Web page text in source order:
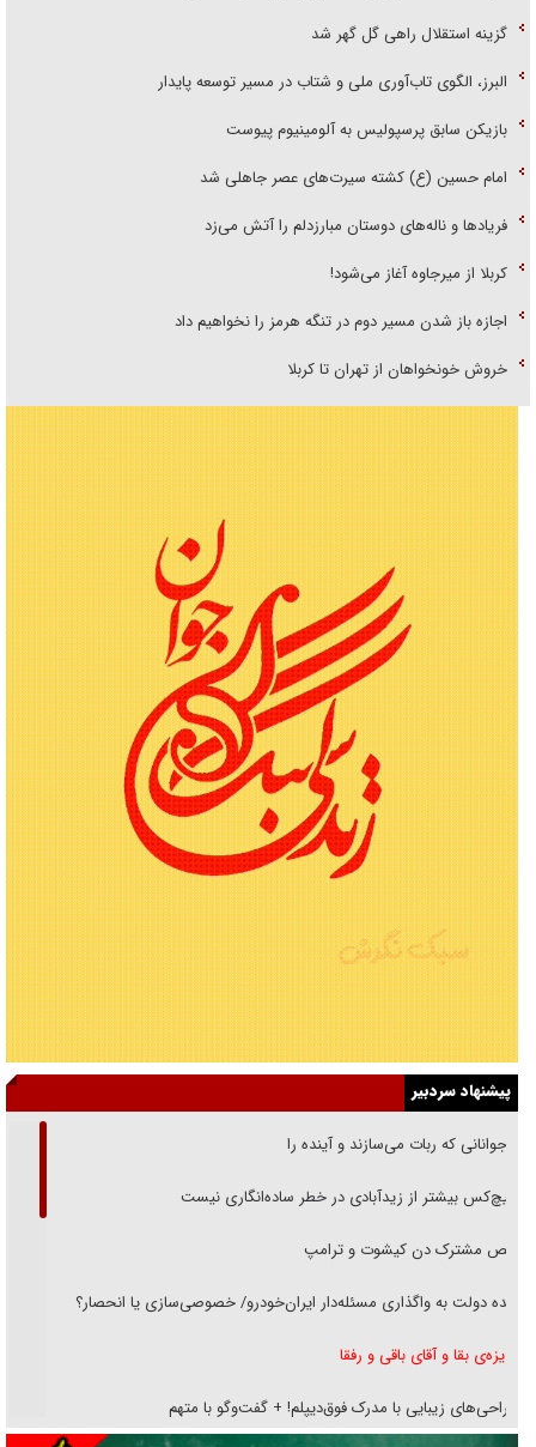
گزینه استقلال راهی گل گهر شد
البرز، الگوی تاب‌آوری ملی و شتاب در مسیر توسعه پایدار
بازیکن سابق پرسپولیس به آلومینیوم پیوست
امام حسین (ع) کشته سیرت‌های عصر جاهلی شد
فریاد‌ها و ناله‌های دوستان مبارزدلم را آتش می‌زد
کربلا از میرجاوه آغاز می‌شود!
اجازه باز شدن مسیر دوم در تنگه هرمز را نخواهیم داد
خروش خونخواهان از تهران تا کربلا
پیشنهاد سردبیر
نوجوانانی که ربات می‌سازند و آینده را
هیچ‌کس بیشتر از زیدآبادی در خطر ساده‌انگاری نیست
رقص مشترک دن کیشوت و ترامپ
دنده دولت به واگذاری مسئله‌دار ایران‌خودرو/ خصوصی‌سازی یا انحصار؟
غریزه‌ی بقا و آقای باقی و رفقا
جراحی‌های زیبایی با مدرک فوق‌دیپلم! + گفت‌وگو با متهم